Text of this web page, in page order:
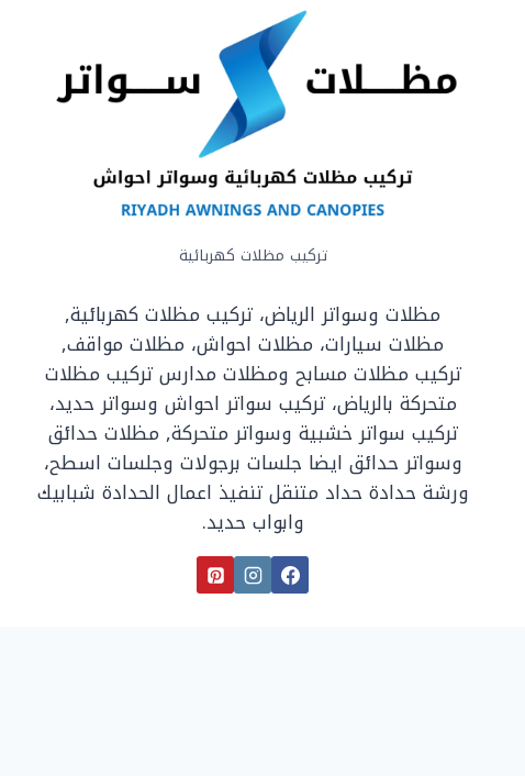
تركيب مظلات كهربائية
مظلات وسواتر الرياض، تركيب مظلات كهربائية,
مظلات سيارات، مظلات احواش، مظلات مواقف,
تركيب مظلات مسابح ومظلات مدارس تركيب مظلات
متحركة بالرياض، تركيب سواتر احواش وسواتر حديد،
تركيب سواتر خشبية وسواتر متحركة, مظلات حدائق
وسواتر حدائق ايضا جلسات برجولات وجلسات اسطح،
ورشة حدادة حداد متنقل تنفيذ اعمال الحدادة شبابيك
وابواب حديد.